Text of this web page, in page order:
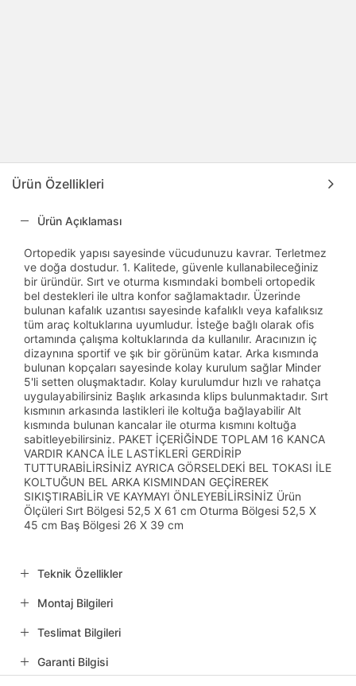
Ürün Özellikleri
Ürün Açıklaması
Ortopedik yapısı sayesinde vücudunuzu kavrar. Terletmez
ve doğa dostudur. 1. Kalitede, güvenle kullanabileceğiniz
bir üründür. Sırt ve oturma kısmındaki bombeli ortopedik
bel destekleri ile ultra konfor sağlamaktadır. Üzerinde
bulunan kafalık uzantısı sayesinde kafalıklı veya kafalıksız
tüm araç koltuklarına uyumludur. İsteğe bağlı olarak ofis
ortamında çalışma koltuklarında da kullanılır. Aracınızın iç
dizaynına sportif ve şık bir görünüm katar. Arka kısmında
bulunan kopçaları sayesinde kolay kurulum sağlar Minder
5'li setten oluşmaktadır. Kolay kurulumdur hızlı ve rahatça
uygulayabilirsiniz Başlık arkasında klips bulunmaktadır. Sırt
kısmının arkasında lastikleri ile koltuğa bağlayabilir Alt
kısmında bulunan kancalar ile oturma kısmını koltuğa
sabitleyebilirsiniz. PAKET İÇERİĞİNDE TOPLAM 16 KANCA
VARDIR KANCA İLE LASTİKLERİ GERDİRİP
TUTTURABİLİRSİNİZ AYRICA GÖRSELDEKİ BEL TOKASI İLE
KOLTUĞUN BEL ARKA KISMINDAN GEÇİREREK
SIKIŞTIRABİLİR VE KAYMAYI ÖNLEYEBİLİRSİNİZ Ürün
Ölçüleri Sırt Bölgesi 52,5 X 61 cm Oturma Bölgesi 52,5 X
45 cm Baş Bölgesi 26 X 39 cm
Teknik Özellikler
Montaj Bilgileri
Teslimat Bilgileri
Garanti Bilgisi